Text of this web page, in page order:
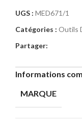
UGS : MED671/1
Catégories : Outils
Partager:
Informations
MARQUE